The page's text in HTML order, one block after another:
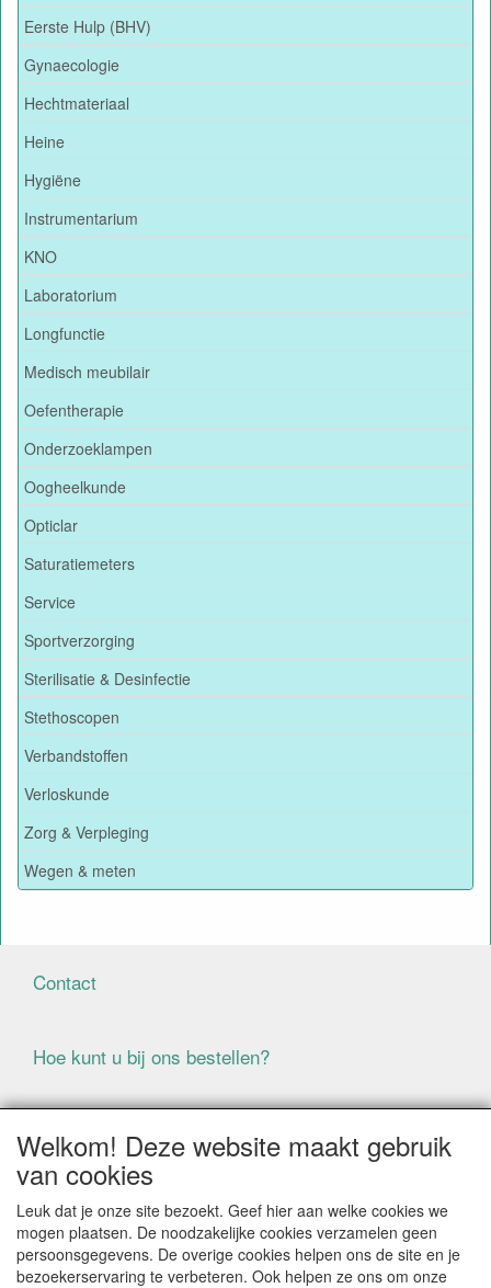
Eerste Hulp (BHV)
Gynaecologie
Hechtmateriaal
Heine
Hygiëne
Instrumentarium
KNO
Laboratorium
Longfunctie
Medisch meubilair
Oefentherapie
Onderzoeklampen
Oogheelkunde
Opticlar
Saturatiemeters
Service
Sportverzorging
Sterilisatie & Desinfectie
Stethoscopen
Verbandstoffen
Verloskunde
Zorg & Verpleging
Wegen & meten
Contact
Hoe kunt u bij ons bestellen?
Voorwaarden
BIJ BESTELLINGEN ONDER DE € 125,00 EXCLUSIEF BTW
BRENGEN WIJ IN NEDERLAND € 5,87 VERZENDKOSTEN
IN REKENING (BELGIË € 9,09). VERZENDKOSTEN
WORDEN VERWIJDERD BIJ BESTELLING BOVEN DE €
Welkom! Deze website maakt gebruik
van cookies
Leuk dat je onze site bezoekt. Geef hier aan welke cookies we
mogen plaatsen. De noodzakelijke cookies verzamelen geen
persoonsgegevens. De overige cookies helpen ons de site en je
bezoekerservaring te verbeteren. Ook helpen ze ons om onze